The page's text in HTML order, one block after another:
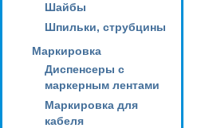
Шайбы
Шпильки, струбцины
Маркировка
Диспенсеры с
маркерным лентами
Маркировка для
кабеля